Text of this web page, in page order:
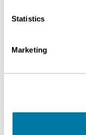
Statistics
Marketing